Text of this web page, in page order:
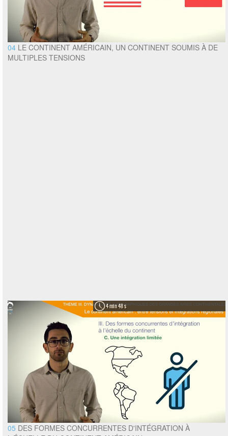
04 LE CONTINENT AMÉRICAIN, UN CONTINENT SOUMIS À DE
MULTIPLES TENSIONS
4 min 48 s
05 DES FORMES CONCURRENTES D'INTÉGRATION À